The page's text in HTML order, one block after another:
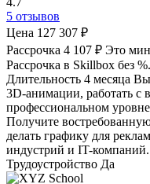
5 отзывов
Цена 127 307 ₽
Рассрочка 4 107 ₽ Это
Рассрочка в Skillbox без %.
Длительность 4 месяца Вы
3D-анимации, работать с
профессиональном
Получите
делать графику для
индустрий и IT-компаний.
Трудоустройство Да